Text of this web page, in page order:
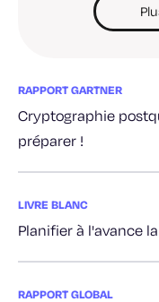
RAPPORT GARTNER
Cryptographie
préparer !
LIVRE BLANC
Planifier à l'avance
RAPPORT GLOBAL